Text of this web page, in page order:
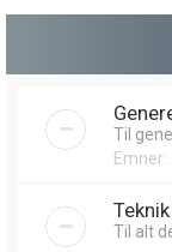
Til
Emner:
Til alt